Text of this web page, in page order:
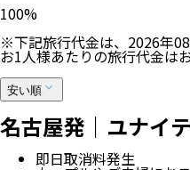
100%
※下記旅行代金は、 2026年
お1人様あたりの旅行代金は
安い順
名古屋発｜ユナイ
即日取消料発生